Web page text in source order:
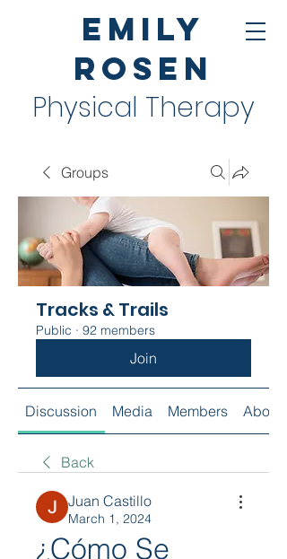
Emily
Rosen
Physical Therapy
Groups
Tracks & Trails
Public · 92 members
Join
Discussion Media Members About
Back
Juan Castillo
March 1, 2024
¿Cómo Se